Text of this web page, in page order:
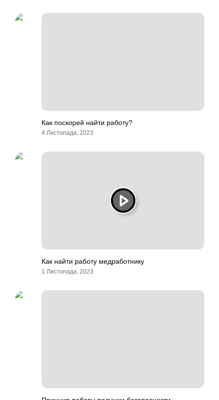
Как поскорей найти работу?
4 Листопада, 2023
Как найти работу медработнику
1 Листопада, 2023